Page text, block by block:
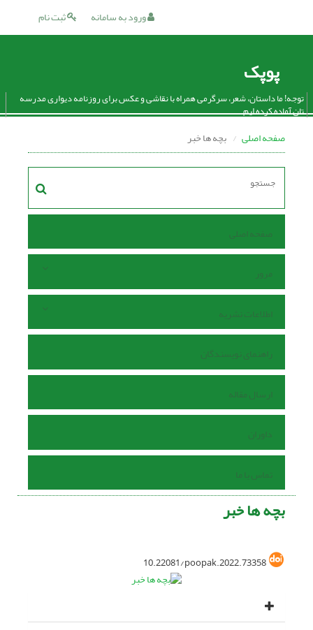
ثبت نام ورود به سامانه
پوپک
توجه! ما داستان، شعر، سرگرمی همراه با نقاشی و عکس برای روزنامه دیواری مدرسه
تان آماده کرده ایم.
صفحه اصلی بچه ها خبر
صفحه اصلی
مرور
اطلاعات نشریه
راهنمای نویسندگان
ارسال مقاله
داوران
تماس با ما
بچه ها خبر
10.22081/poopak.2022.73358